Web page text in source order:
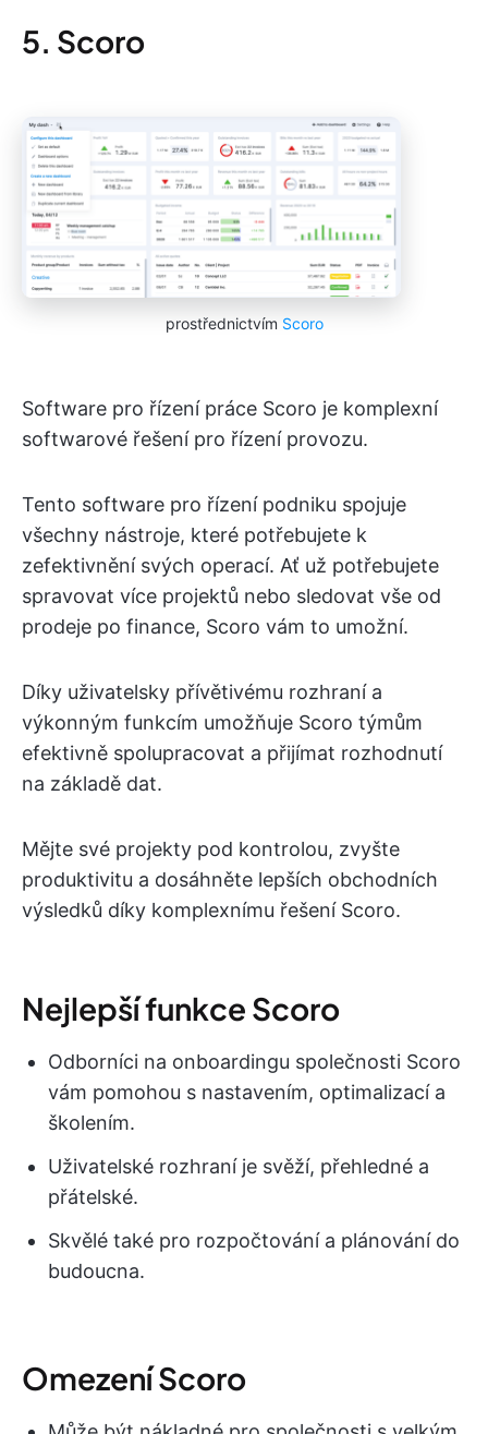
5. Scoro
prostřednictvím Scoro
Software pro řízení práce Scoro je komplexní
softwarové řešení pro řízení provozu.
Tento software pro řízení podniku spojuje
všechny nástroje, které potřebujete k
zefektivnění svých operací. Ať už potřebujete
spravovat více projektů nebo sledovat vše od
prodeje po finance, Scoro vám to umožní.
Díky uživatelsky přívětivému rozhraní a
výkonným funkcím umožňuje Scoro týmům
efektivně spolupracovat a přijímat rozhodnutí
na základě dat.
Mějte své projekty pod kontrolou, zvyšte
produktivitu a dosáhněte lepších obchodních
výsledků díky komplexnímu řešení Scoro.
Nejlepší funkce Scoro
Odborníci na onboardingu společnosti Scoro
vám pomohou s nastavením, optimalizací a
školením.
Uživatelské rozhraní je svěží, přehledné a
přátelské.
Skvělé také pro rozpočtování a plánování do
budoucna.
Omezení Scoro